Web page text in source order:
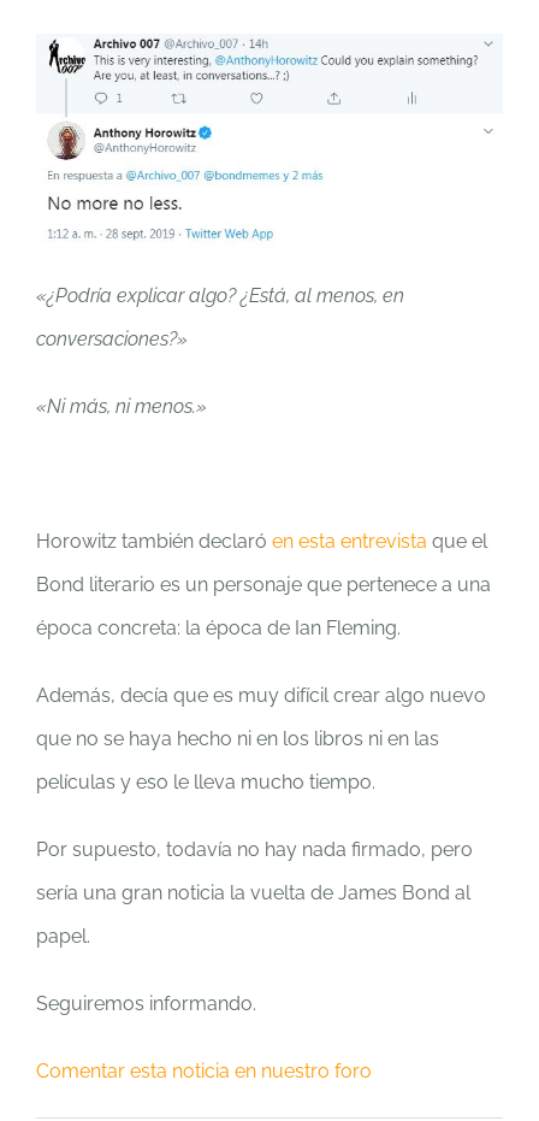
«¿Podría explicar algo? ¿Está, al menos, en
conversaciones?»
«Ni más, ni menos.»
Horowitz también declaró en esta entrevista que el
Bond literario es un personaje que pertenece a una
época concreta: la época de Ian Fleming.
Además, decía que es muy difícil crear algo nuevo
que no se haya hecho ni en los libros ni en las
películas y eso le lleva mucho tiempo.
Por supuesto, todavía no hay nada firmado, pero
sería una gran noticia la vuelta de James Bond al
papel.
Seguiremos informando.
Comentar esta noticia en nuestro foro